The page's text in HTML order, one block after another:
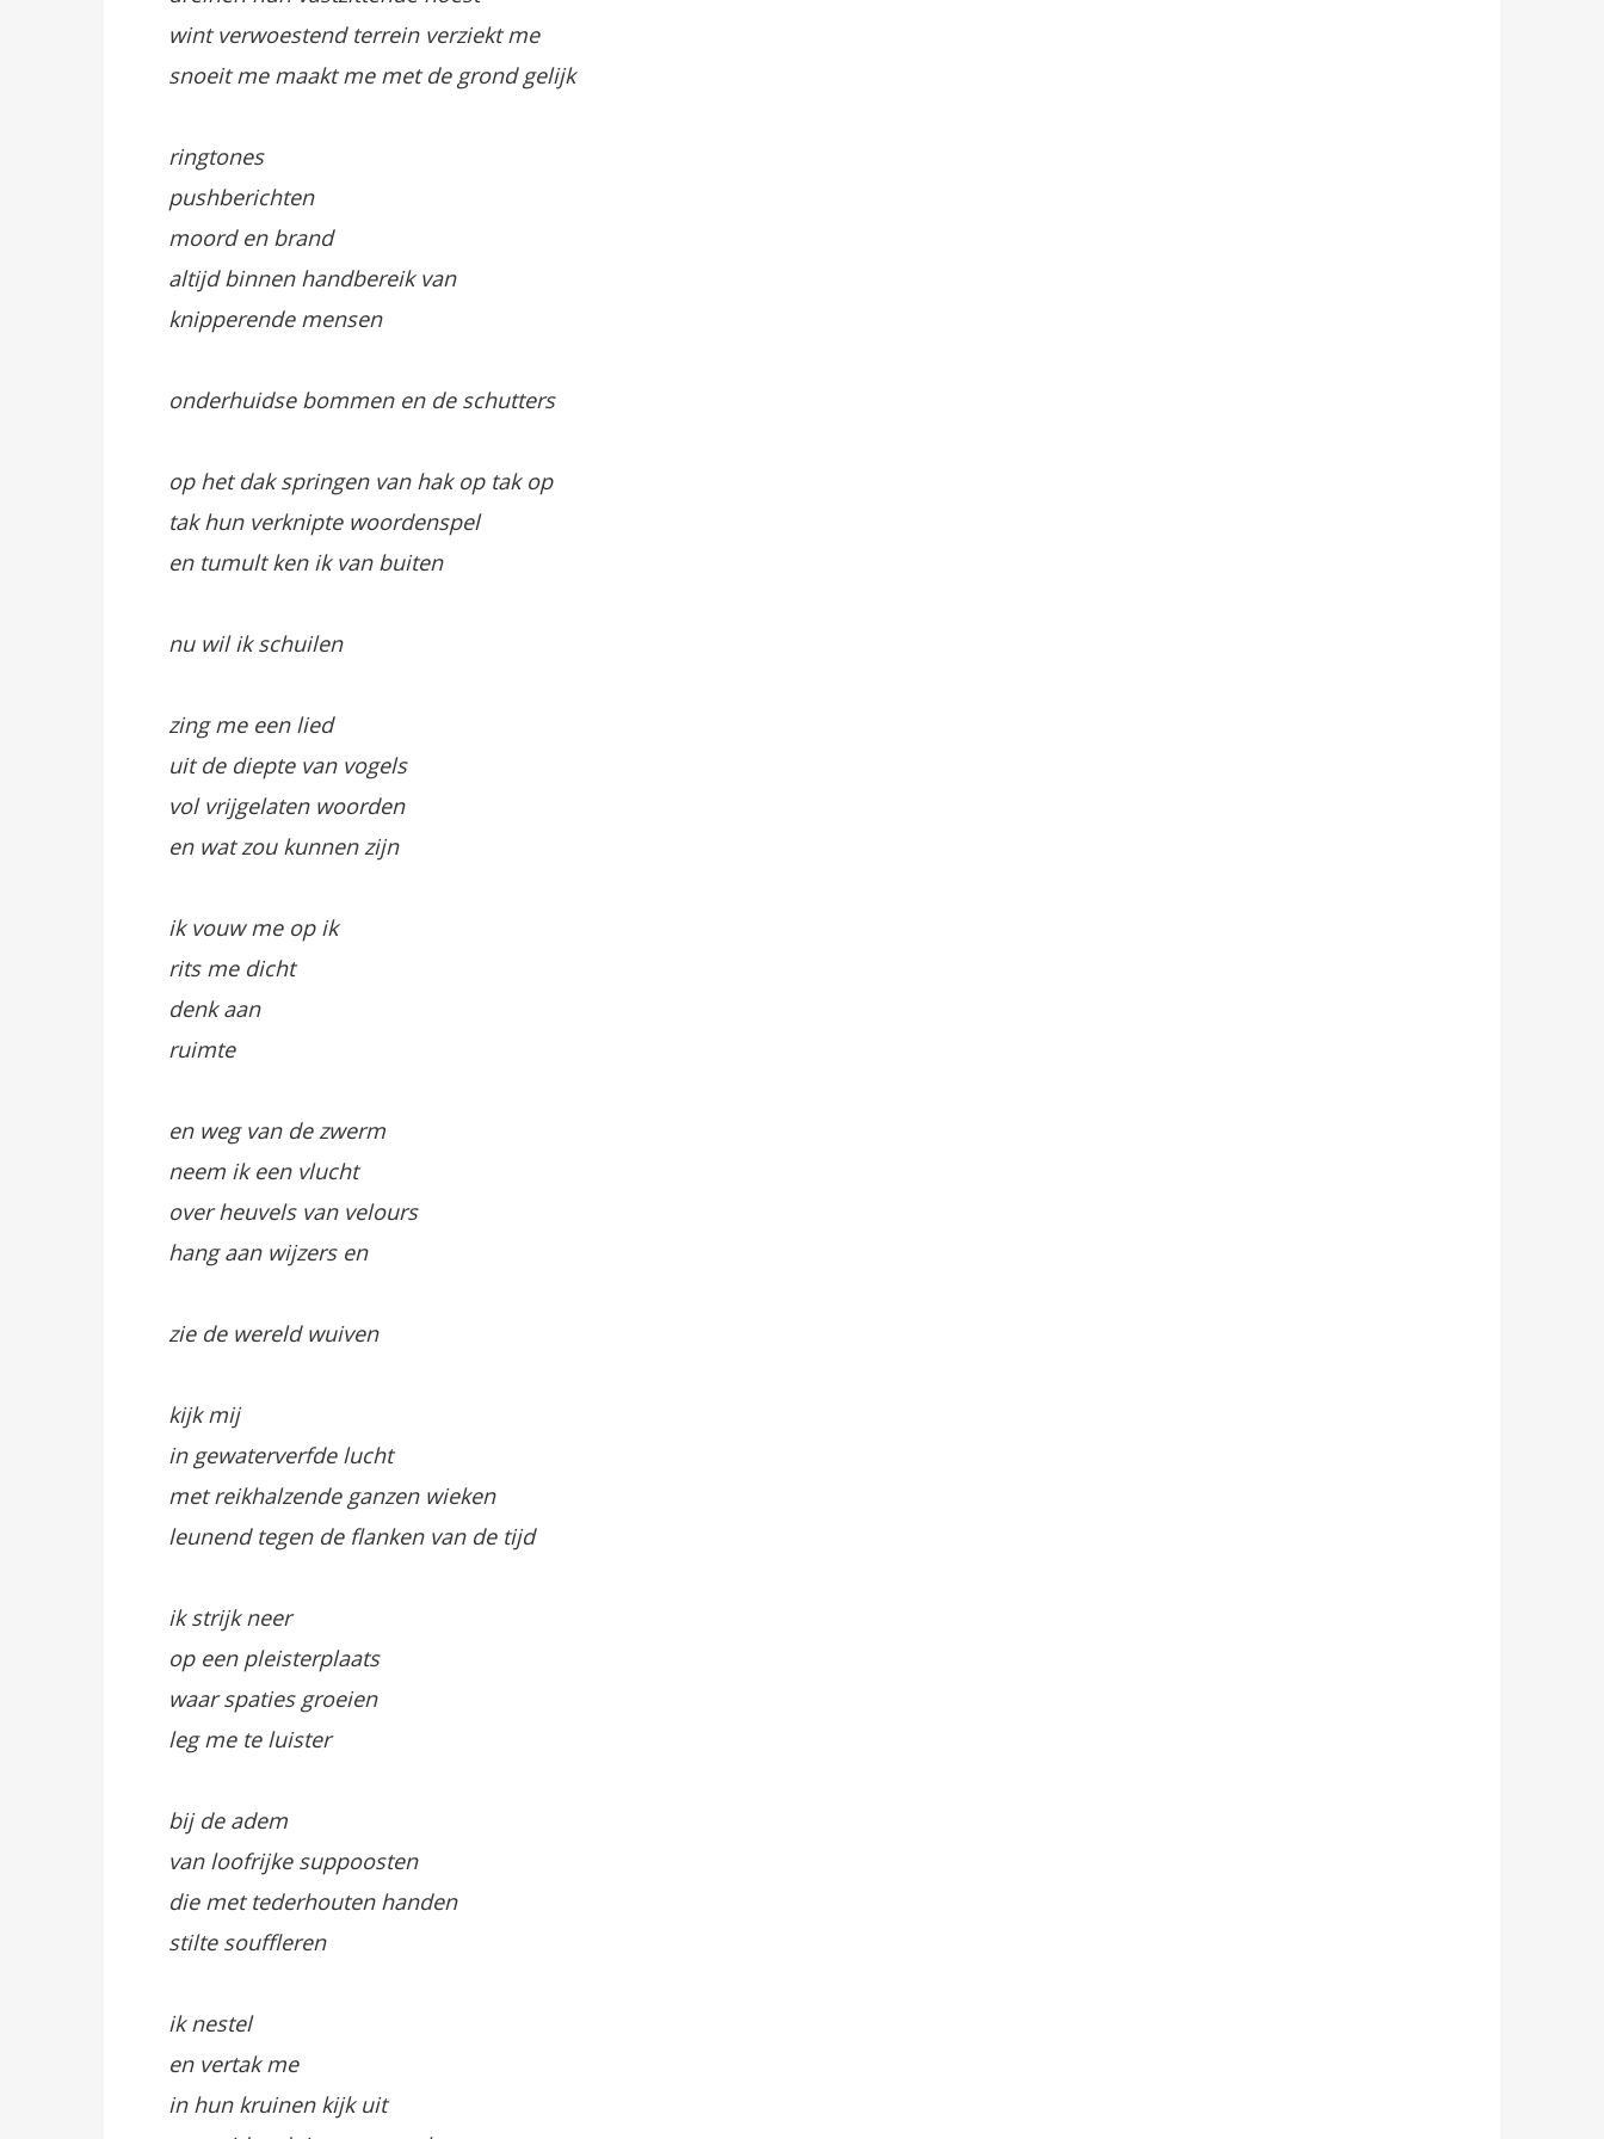
wint verwoestend terrein verziekt me
snoeit me maakt me met de grond gelijk
ringtones
pushberichten
moord en brand
altijd binnen handbereik van
knipperende mensen
onderhuidse bommen en de schutters
op het dak springen van hak op tak op
tak hun verknipte woordenspel
en tumult ken ik van buiten
nu wil ik schuilen
zing me een lied
uit de diepte van vogels
vol vrijgelaten woorden
en wat zou kunnen zijn
ik vouw me op ik
rits me dicht
denk aan
ruimte
en weg van de zwerm
neem ik een vlucht
over heuvels van velours
hang aan wijzers en
zie de wereld wuiven
kijk mij
in gewaterverfde lucht
met reikhalzende ganzen wieken
leunend tegen de flanken van de tijd
ik strijk neer
op een pleisterplaats
waar spaties groeien
leg me te luister
bij de adem
van loofrijke suppoosten
die met tederhouten handen
stilte souffleren
ik nestel
en vertak me
in hun kruinen kijk uit